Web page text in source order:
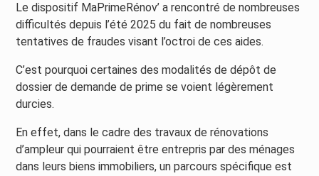
Le dispositif MaPrimeRénov’ a rencontré de nombreuses
difficultés depuis l’été 2025 du fait de nombreuses
tentatives de fraudes visant l’octroi de ces aides.
C’est pourquoi certaines des modalités de dépôt de
dossier de demande de prime se voient légèrement
durcies.
En effet, dans le cadre des travaux de rénovations
d’ampleur qui pourraient être entrepris par des ménages
dans leurs biens immobiliers, un parcours spécifique est